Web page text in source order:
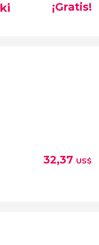
¡Gratis!
32,37 US$